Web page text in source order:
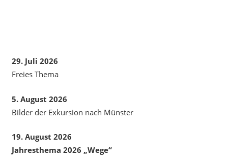
29. Juli 2026
Freies Thema
5. August 2026
Bilder der Exkursion nach Münster
19. August 2026
Jahresthema 2026 „Wege“